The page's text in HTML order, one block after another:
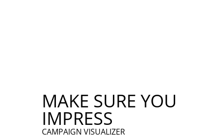
MAKE SURE YOU
.IMPRESS
CAMPAIGN VISUALIZER